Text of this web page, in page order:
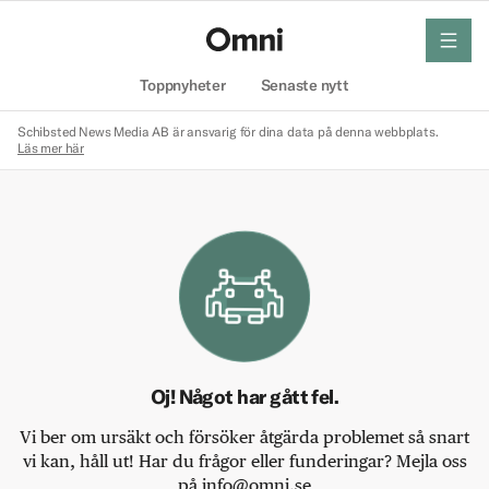
Toppnyheter Senaste nytt
meny
Schibsted News Media AB är ansvarig för dina data på denna webbplats.
Läs mer här
Oj! Något har gått fel.
Vi ber om ursäkt och försöker åtgärda problemet så snart
vi kan, håll ut! Har du frågor eller funderingar? Mejla oss